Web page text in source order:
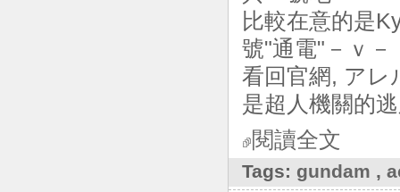
比較在意的是
號"通電"－ｖ－
看回官網, アレ
是超人機關的
閱讀全文
Tags: gundam ,